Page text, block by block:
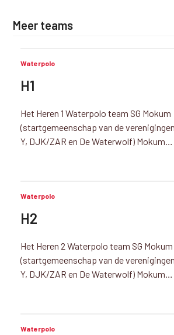
Meer teams
Waterpolo
H1
Het Heren 1 Waterpolo team SG Mokum
(startgemeenschap van de
Y, DJK/ZAR en De Waterwolf) Mokum…
Waterpolo
H2
Het Heren 2 Waterpolo team SG Mokum
(startgemeenschap van de
Y, DJK/ZAR en De Waterwolf) Mokum…
Waterpolo